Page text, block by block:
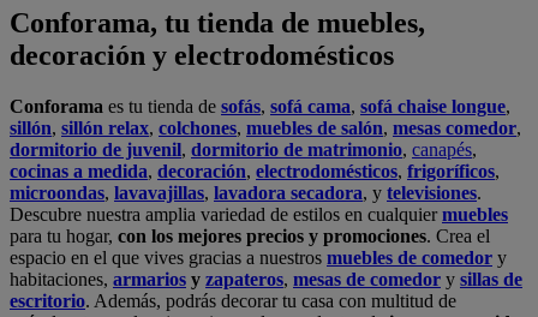
Conforama, tu tienda de muebles,
decoración y electrodomésticos
Conforama es tu tienda de sofás, sofá cama, sofá chaise longue,
sillón, sillón relax, colchones, muebles de salón, mesas comedor,
dormitorio de juvenil, dormitorio de matrimonio, canapés,
cocinas a medida, decoración, electrodomésticos, frigoríficos,
microondas, lavavajillas, lavadora secadora, y televisiones.
Descubre nuestra amplia variedad de estilos en cualquiermuebles
para tu hogar, con los mejores precios y promociones. Crea el
espacio en el que vives gracias a nuestros muebles de comedor y
habitaciones, armarios y zapateros, mesas de comedor y sillas de
escritorio. Además, podrás decorar tu casa con multitud de